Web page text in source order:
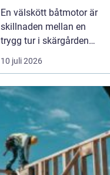
båtmotor på rätt sätt
En välskött båtmotor är
skillnaden mellan en
trygg tur i skärgården
och en sommar fylld av
ofrivilliga stopp. Många
Stockholmsområdet
använder Volvo Penta,
just eftersom motorerna
är driftsäkra och
anpassade för nordiska
förhållanden. Men ...
10 juli 2026